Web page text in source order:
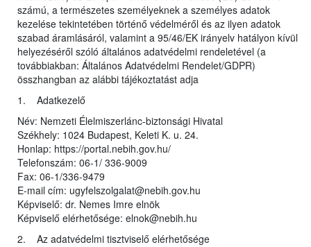
számú, a természetes személyeknek a személyes adatok
kezelése tekintetében történő védelméről és az ilyen adatok
szabad áramlásáról, valamint a 95/46/EK irányelv hatályon kívül
helyezéséről szóló általános adatvédelmi rendeletével (a
továbbiakban: Általános Adatvédelmi Rendelet/GDPR)
összhangban az alábbi tájékoztatást adja
1. Adatkezelő
Név: Nemzeti Élelmiszerlánc-biztonsági Hivatal
Székhely: 1024 Budapest, Keleti K. u. 24.
Honlap: https://portal.nebih.gov.hu/
Telefonszám: 06-1/ 336-9009
Fax: 06-1/336-9479
E-mail cím: ugyfelszolgalat@nebih.gov.hu
Képviselő: dr. Nemes Imre elnök
Képviselő elérhetősége: elnok@nebih.hu
2. Az adatvédelmi tisztviselő elérhetősége